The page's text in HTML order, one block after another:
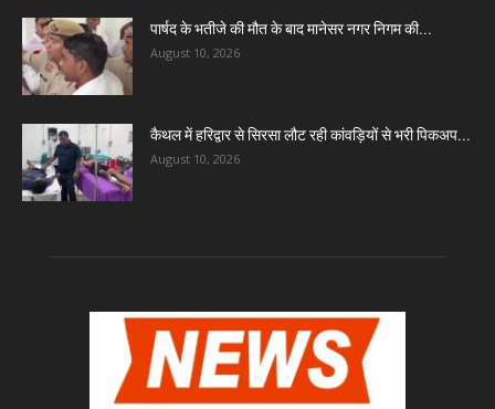
पार्षद के भतीजे की मौत के बाद मानेसर नगर निगम की...
August 10, 2026
कैथल में हरिद्वार से सिरसा लौट रही कांवड़ियों से भरी पिकअप...
August 10, 2026